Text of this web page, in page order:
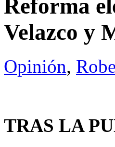
Reforma
Velazco y
Opinión,
TRAS LA